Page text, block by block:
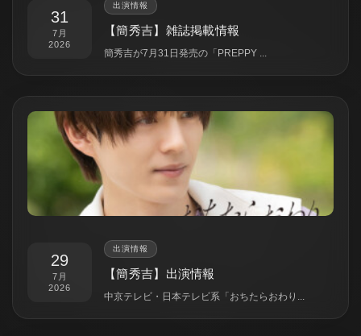
31
7月
2026
出演情報
【簡秀吉】雑誌掲載情報
簡秀吉が7月31日発売の「PREPPY ...
29
7月
2026
出演情報
【簡秀吉】出演情報
中京テレビ・日本テレビ系「おちたらおわり...